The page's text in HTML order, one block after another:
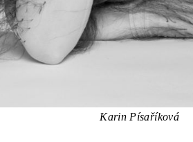
Karin Písaříková